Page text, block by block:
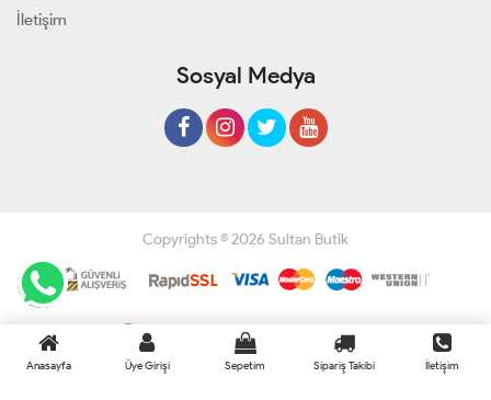
İletişim
Sosyal Medya
Copyrights © 2026 Sultan Butik
Geliştir - powered by innovation
Anasayfa Üye Girişi Sepetim Sipariş Takibi İletişim